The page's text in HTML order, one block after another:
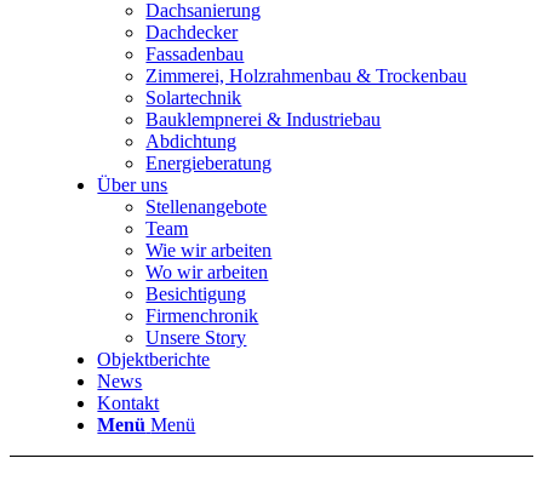
Dachsanierung
Dachdecker
Fassadenbau
Zimmerei, Holzrahmenbau & Trockenbau
Solartechnik
Bauklempnerei & Industriebau
Abdichtung
Energieberatung
Über uns
Stellenangebote
Team
Wie wir arbeiten
Wo wir arbeiten
Besichtigung
Firmenchronik
Unsere Story
Objektberichte
News
Kontakt
Menü Menü